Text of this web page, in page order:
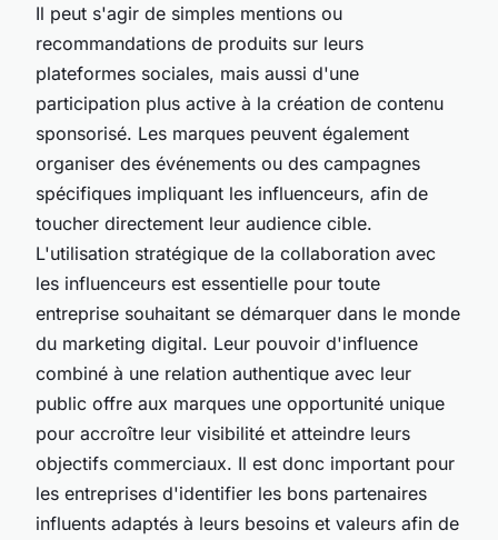
Il peut s'agir de simples mentions ou
recommandations de produits sur leurs
plateformes sociales, mais aussi d'une
participation plus active à la création de contenu
sponsorisé. Les marques peuvent également
organiser des événements ou des campagnes
spécifiques impliquant les influenceurs, afin de
toucher directement leur audience cible.
L'utilisation stratégique de la collaboration avec
les influenceurs est essentielle pour toute
entreprise souhaitant se démarquer dans le monde
du marketing digital. Leur pouvoir d'influence
combiné à une relation authentique avec leur
public offre aux marques une opportunité unique
pour accroître leur visibilité et atteindre leurs
objectifs commerciaux. Il est donc important pour
les entreprises d'identifier les bons partenaires
influents adaptés à leurs besoins et valeurs afin de